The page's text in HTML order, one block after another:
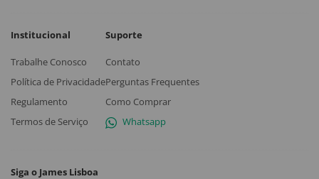
Institucional
Trabalhe Conosco
Política de Privacidade
Regulamento
Termos de Serviço
Suporte
Contato
Perguntas Frequentes
Como Comprar
Whatsapp
Siga o James Lisboa